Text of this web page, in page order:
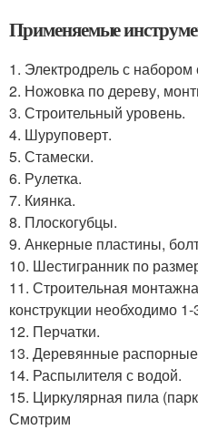
Применяемые
1. Электродрель с набором
2. Ножовка по дереву,
3. Строительный уровень.
4. Шуруповерт.
5. Стамески.
6. Рулетка.
7. Киянка.
8. Плоскогубцы.
9. Анкерные пластины,
10. Шестигранник по
11. Строительная
конструкции необходимо
12. Перчатки.
13. Деревянные
14. Распылителя с водой.
15. Циркулярная пила
Смотрим